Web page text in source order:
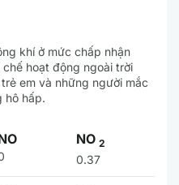
khí ở mức chấp nhận
hoạt động ngoài trời
em và những người mắc
hô hấp.
NO 2
0.37